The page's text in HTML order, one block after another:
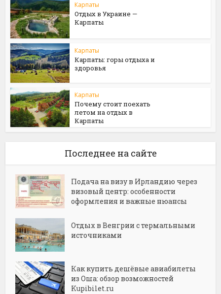
Карпаты
Отдых в Украине —
Карпаты
Карпаты
Карпаты: горы отдыха и
здоровья
Карпаты
Почему стоит поехать
летом на отдых в
Карпаты
Последнее на сайте
Подача на визу в Ирландию через
визовый центр: особенности
оформления и важные нюансы
Отдых в Венгрии с термальными
источниками
Как купить дешёвые авиабилеты
из Оша: обзор возможностей
Kupibilet.ru